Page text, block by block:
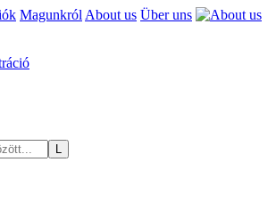
Magunkról About us Über uns